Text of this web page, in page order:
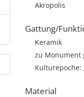
Akropolis
Gattung/
Keramik
zu Monument
Kulturepoche:
Material